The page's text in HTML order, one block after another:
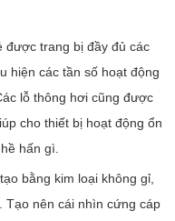
được trang bị đầy đủ các
hiện các tần số hoạt động
lỗ thông hơi cũng được
cho thiết bị hoạt động ổn
hấn gì.
bằng kim loại không gỉ,
Tạo nên cái nhìn cứng cáp